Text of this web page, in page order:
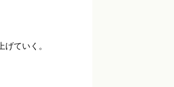
ていく。